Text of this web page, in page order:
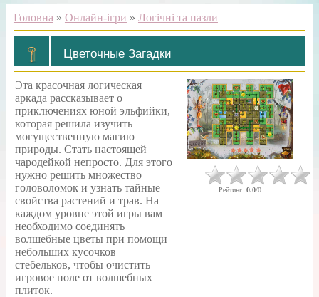
Головна » Онлайн-ігри » Логічні та пазли
Цветочные Загадки
Эта красочная логическая
аркада рассказывает о
приключениях юной эльфийки,
которая решила изучить
могущественную магию
природы. Стать настоящей
чародейкой непросто. Для этого
нужно решить множество
головоломок и узнать тайные
свойства растений и трав. На
каждом уровне этой игры вам
необходимо соединять
волшебные цветы при помощи
небольших кусочков
стебельков, чтобы очистить
игровое поле от волшебных
плиток.
Рейтинг: 0.0/0